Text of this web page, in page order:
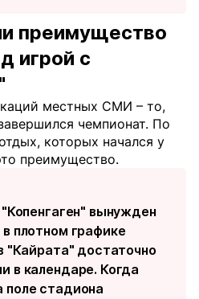
преимущество
игрой с
местных СМИ – то,
чемпионат. По
которых начался у
преимущество.
вынужден
плотном графике
"Кайрата" достаточно
в календаре. Когда
стадиона